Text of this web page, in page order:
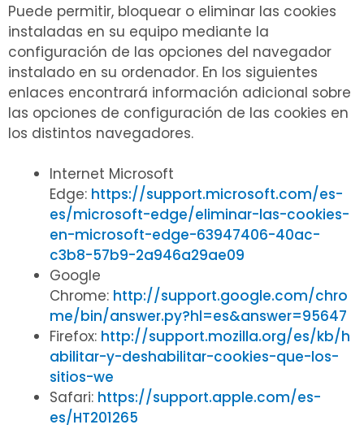
Puede permitir, bloquear o eliminar las cookies
instaladas en su equipo mediante la
configuración de las opciones del navegador
instalado en su ordenador. En los siguientes
enlaces encontrará información adicional sobre
las opciones de configuración de las cookies en
los distintos navegadores.
Internet Microsoft
Edge: https://support.microsoft.com/es-
es/microsoft-edge/eliminar-las-cookies-
en-microsoft-edge-63947406-40ac-
c3b8-57b9-2a946a29ae09
Google
Chrome: http://support.google.com/chro
me/bin/answer.py?hl=es&answer=95647
Firefox: http://support.mozilla.org/es/kb/h
abilitar-y-deshabilitar-cookies-que-los-
sitios-we
Safari: https://support.apple.com/es-
es/HT201265